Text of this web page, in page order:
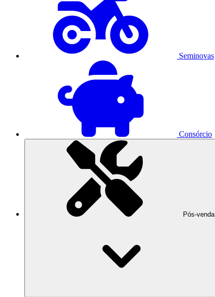
Seminovas
Consórcio
Pós-venda